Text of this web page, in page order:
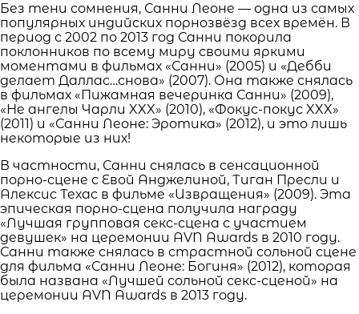
Без тени сомнения, Санни Леоне — одна из самых
популярных индийских порнозвёзд всех времён. В
период с 2002 по 2013 год Санни покорила
поклонников по всему миру своими яркими
моментами в фильмах «Санни» (2005) и «Дебби
делает Даллас…снова» (2007). Она также снялась
в фильмах «Пижамная вечеринка Санни» (2009),
«Не ангелы Чарли XXX» (2010), «Фокус-покус XXX»
(2011) и «Санни Леоне: Эротика» (2012), и это лишь
некоторые из них!
В частности, Санни снялась в сенсационной
порно-сцене с Евой Анджелиной, Тиган Пресли и
Алексис Техас в фильме «Извращения» (2009). Эта
эпическая порно-сцена получила награду
«Лучшая групповая секс-сцена с участием
девушек» на церемонии AVN Awards в 2010 году.
Санни также снялась в страстной сольной сцене
для фильма «Санни Леоне: Богиня» (2012), которая
была названа «Лучшей сольной секс-сценой» на
церемонии AVN Awards в 2013 году.